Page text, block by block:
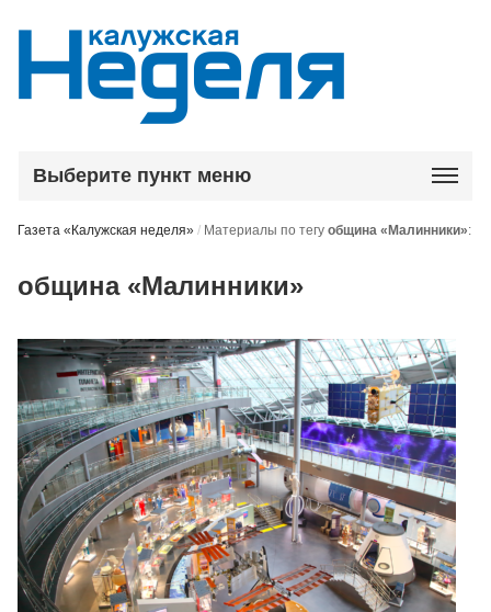
Выберите пункт меню
Газета «Калужская неделя» / Материалы по тегуобщина «Малинники»:
община «Малинники»